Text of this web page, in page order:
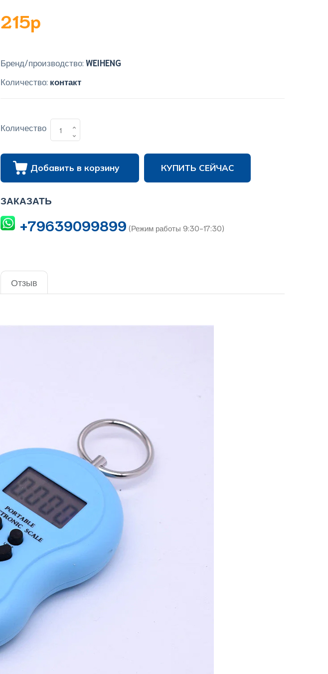
215p
Бренд/производство: WEIHENG
Количество: контакт
Количество
Добавить в корзину КУПИТЬ СЕЙЧАС
ЗАКАЗАТЬ
+79639099899 (Режим работы 9:30-17:30)
Отзыв